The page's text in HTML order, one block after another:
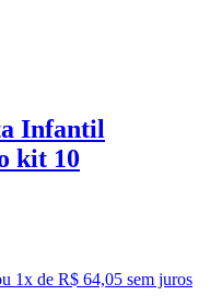
Infantil
kit 10
1x de R$ 64,05 sem juros